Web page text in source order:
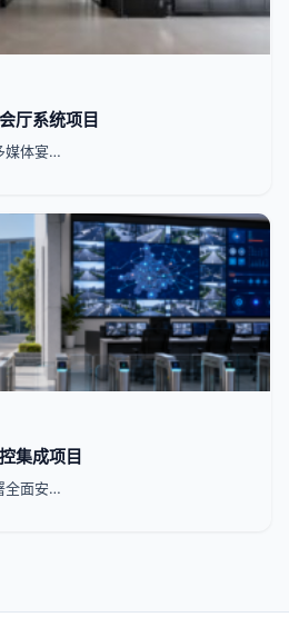
厅系统项目
媒体宴…
集成项目
全面安…